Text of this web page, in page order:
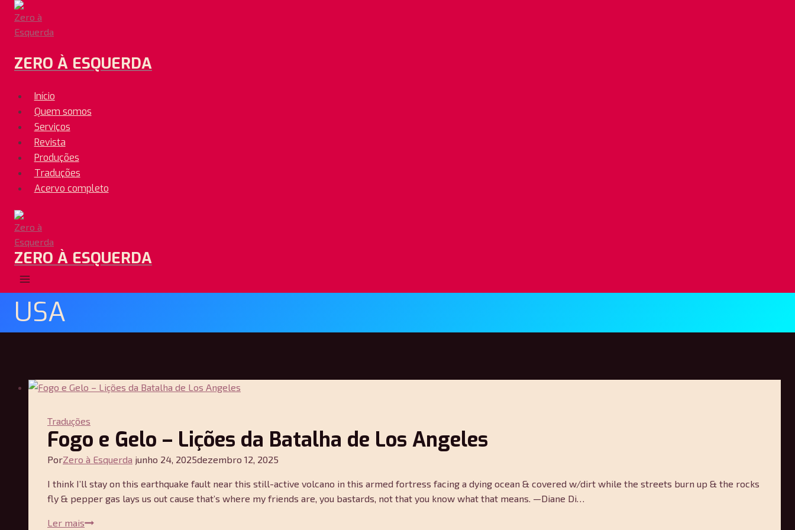
Pular
para
ZERO À ESQUERDA
Início
Quem somos
Serviços
Revista
Produções
Traduções
Acervo completo
ZERO À ESQUERDA
USA
Traduções
Fogo e Gelo – Lições da Batalha de Los Angeles
PorZero à Esquerda junho 24, 2025dezembro 12, 2025
I think I’ll stay on this earthquake fault near this still-active volcano in this armed fortress facing a dying ocean & covered w/dirt while the streets burn up & the rocks
fly & pepper gas lays us out cause that’s where my friends are, you bastards, not that you know what that means. —Diane Di…
Ler maisFogo